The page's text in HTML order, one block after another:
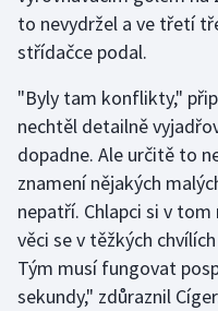
Stolní tenis
Triatlon
Veslování
Vodní slalom
Volejbal
Ostatní
to nevydržel a ve třetí
střídačce podal.
"Byly tam konflikty,"
nechtěl detailně
dopadne. Ale určitě to
znamení nějakých
nepatří. Chlapci si v
věci se v těžkých
Tým musí fungovat
sekundy," zdůraznil